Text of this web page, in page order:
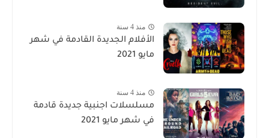
منذ 4 سنة
الأفلام الجديدة القادمة في شهر
مايو 2021
منذ 4 سنة
مسلسلات اجنبية جديدة قادمة
في شهر مايو 2021